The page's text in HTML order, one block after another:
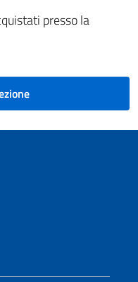
presso la